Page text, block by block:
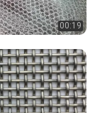
00:19